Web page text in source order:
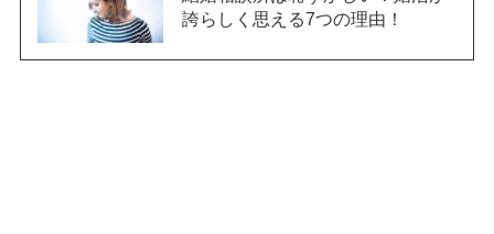
誇らしく思える7つの理由！